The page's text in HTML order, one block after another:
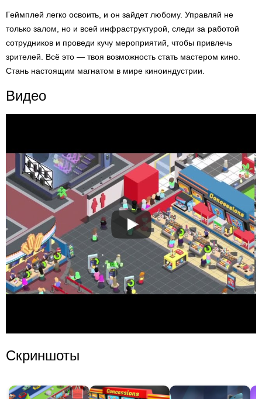
Геймплей легко освоить, и он зайдет любому. Управляй не
только залом, но и всей инфраструктурой, следи за работой
сотрудников и проведи кучу мероприятий, чтобы привлечь
зрителей. Всё это — твоя возможность стать мастером кино.
Стань настоящим магнатом в мире киноиндустрии.
Видео
Скриншоты